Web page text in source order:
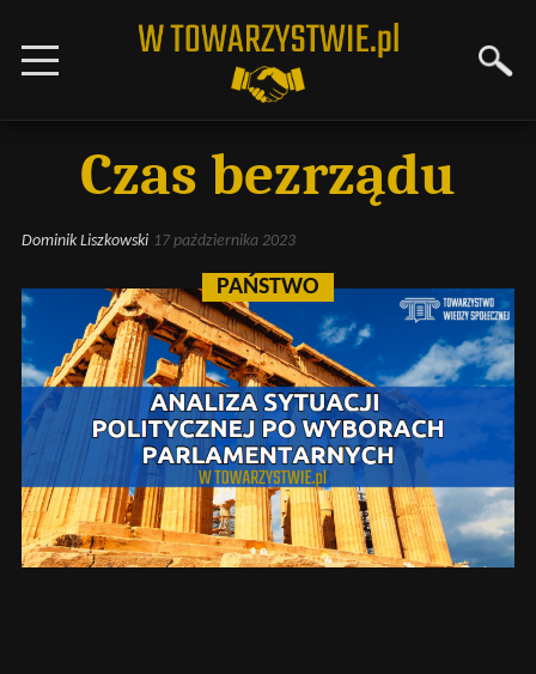
Czas bezrządu
Dominik Liszkowski 17 października 2023
PAŃSTWO